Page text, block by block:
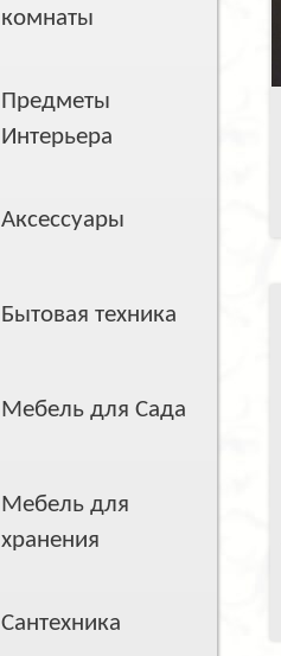
комнаты
Предметы
Интерьера
Аксессуары
Бытовая техника
Мебель для Сада
Мебель для
хранения
Сантехника